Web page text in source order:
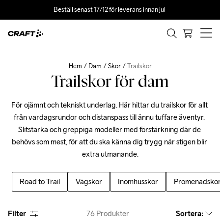
Beställ senast 17/12 för leverans innan jul
Hem Dam Skor Trailskor
Trailskor för dam
För ojämnt och tekniskt underlag. Här hittar du trailskor för allt
från vardagsrundor och distanspass till ännu tuffare äventyr.
Slitstarka och greppiga modeller med förstärkning där de
behövs som mest, för att du ska känna dig trygg när stigen blir
extra utmanande.
Road to Trail Vägskor Inomhusskor
Filter 76 Produkter Sortera: